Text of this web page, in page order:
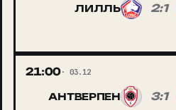
ЛИЛЛЬ 2:1
21:00 03.12
АНТВЕРПЕН 3:1